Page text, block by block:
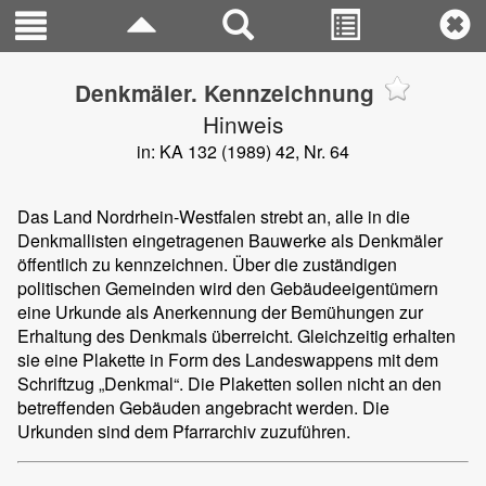
Denkmäler. Kennzeichnung
Hinweis
in: KA 132 (1989) 42, Nr. 64
Das Land Nordrhein-Westfalen strebt an, alle in die
Denkmallisten eingetragenen Bauwerke als Denkmäler
öffentlich zu kennzeichnen. Über die zuständigen
politischen Gemeinden wird den Gebäudeeigentümern
eine Urkunde als Anerkennung der Bemühungen zur
Erhaltung des Denkmals überreicht. Gleichzeitig erhalten
sie eine Plakette in Form des Landeswappens mit dem
Schriftzug „Denkmal“. Die Plaketten sollen nicht an den
betreffenden Gebäuden angebracht werden. Die
Urkunden sind dem Pfarrarchiv zuzuführen.